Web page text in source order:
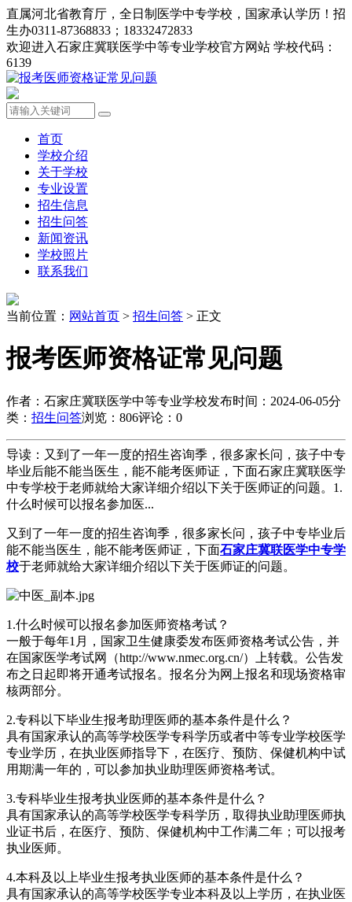
直属河北省教育厅，全日制医学中专学校，国家承认学历！招
生办0311-87368833；18332472833
欢迎进入石家庄冀联医学中等专业学校官方网站 学校代码：
6139
首页
学校介绍
关于学校
专业设置
招生信息
招生问答
新闻资讯
学校照片
联系我们
当前位置： 网站首页 > 招生问答 > 正文
报考医师资格证常见问题
作者：石家庄冀联医学中等专业学校发布时间：2024-06-05分
类： 招生问答浏览：806评论：0
导读：又到了一年一度的招生咨询季，很多家长问，孩子中专
毕业后能不能当医生，能不能考医师证，下面石家庄冀联医学
中专学校于老师就给大家详细介绍以下关于医师证的问题。1.
什么时候可以报名参加医...
又到了一年一度的招生咨询季，很多家长问，孩子中专毕业后
能不能当医生，能不能考医师证，下面石家庄冀联医学中专学
校于老师就给大家详细介绍以下关于医师证的问题。
1.什么时候可以报名参加医师资格考试？
一般于每年1月，国家卫生健康委发布医师资格考试公告，并
在国家医学考试网（http://www.nmec.org.cn/）上转载。公告发
布之日起即将开通考试报名。报名分为网上报名和现场资格审
核两部分。
2.专科以下毕业生报考助理医师的基本条件是什么？
具有国家承认的高等学校医学专科学历或者中等专业学校医学
专业学历，在执业医师指导下，在医疗、预防、保健机构中试
用期满一年的，可以参加执业助理医师资格考试。
3.专科毕业生报考执业医师的基本条件是什么？
具有国家承认的高等学校医学专科学历，取得执业助理医师执
业证书后，在医疗、预防、保健机构中工作满二年；可以报考
执业医师。
4.本科及以上毕业生报考执业医师的基本条件是什么？
具有国家承认的高等学校医学专业本科及以上学历，在执业医